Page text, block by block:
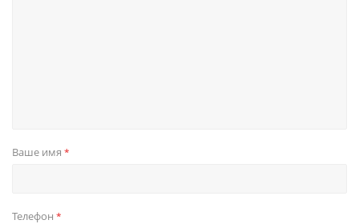
Ваше имя *
Телефон *